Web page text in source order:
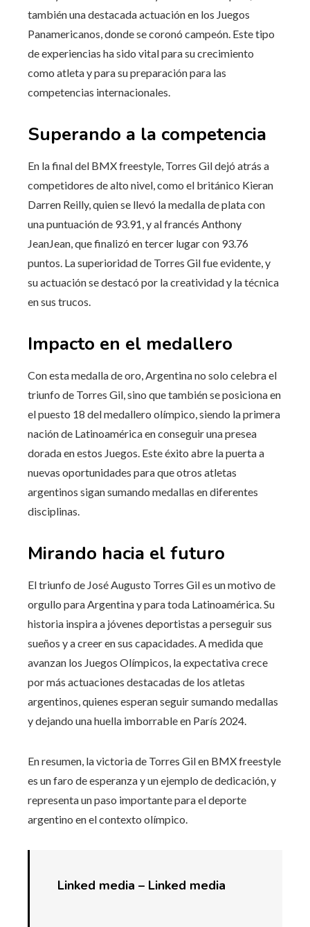
también una destacada actuación en los Juegos
Panamericanos, donde se coronó campeón. Este tipo
de experiencias ha sido vital para su crecimiento
como atleta y para su preparación para las
competencias internacionales.
Superando a la competencia
En la final del BMX freestyle, Torres Gil dejó atrás a
competidores de alto nivel, como el británico Kieran
Darren Reilly, quien se llevó la medalla de plata con
una puntuación de 93.91, y al francés Anthony
JeanJean, que finalizó en tercer lugar con 93.76
puntos. La superioridad de Torres Gil fue evidente, y
su actuación se destacó por la creatividad y la técnica
en sus trucos.
Impacto en el medallero
Con esta medalla de oro, Argentina no solo celebra el
triunfo de Torres Gil, sino que también se posiciona en
el puesto 18 del medallero olímpico, siendo la primera
nación de Latinoamérica en conseguir una presea
dorada en estos Juegos. Este éxito abre la puerta a
nuevas oportunidades para que otros atletas
argentinos sigan sumando medallas en diferentes
disciplinas.
Mirando hacia el futuro
El triunfo de José Augusto Torres Gil es un motivo de
orgullo para Argentina y para toda Latinoamérica. Su
historia inspira a jóvenes deportistas a perseguir sus
sueños y a creer en sus capacidades. A medida que
avanzan los Juegos Olímpicos, la expectativa crece
por más actuaciones destacadas de los atletas
argentinos, quienes esperan seguir sumando medallas
y dejando una huella imborrable en París 2024.
En resumen, la victoria de Torres Gil en BMX freestyle
es un faro de esperanza y un ejemplo de dedicación, y
representa un paso importante para el deporte
argentino en el contexto olímpico.
Linked media – Linked media